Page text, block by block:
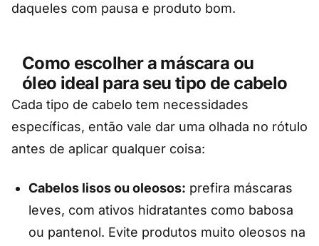
daqueles com pausa e produto bom.
Como escolher a máscara ou
óleo ideal para seu tipo de cabelo
Cada tipo de cabelo tem necessidades
específicas, então vale dar uma olhada no rótulo
antes de aplicar qualquer coisa:
Cabelos lisos ou oleosos: prefira máscaras
leves, com ativos hidratantes como babosa
ou pantenol. Evite produtos muito oleosos na